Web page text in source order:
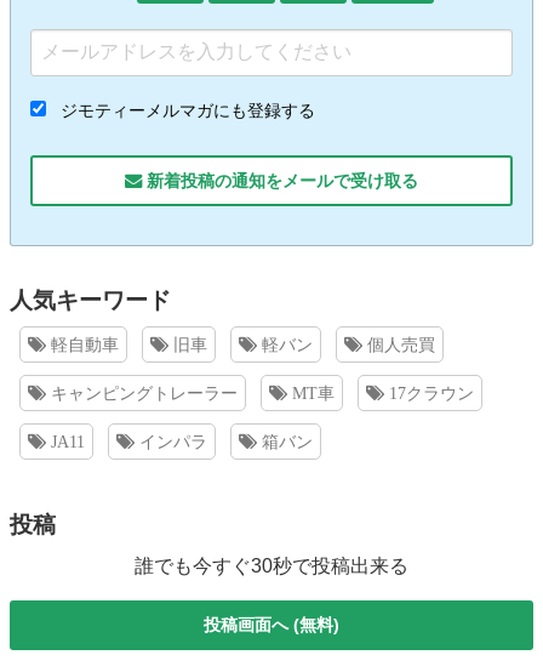
ジモティーメルマガにも登録する
新着投稿の通知をメールで受け取る
人気キーワード
軽自動車 旧車 軽バン 個人売買
キャンピングトレーラー MT車 17クラウン
JA11 インパラ 箱バン
投稿
誰でも今すぐ30秒で投稿出来る
投稿画面へ (無料)